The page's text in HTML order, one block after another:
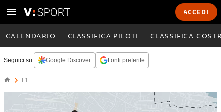
ACCEDI
CALENDARIO CLASSIFICA PILOTI CLASSIFICA
Seguici su: Google Discover Fonti preferite
F1